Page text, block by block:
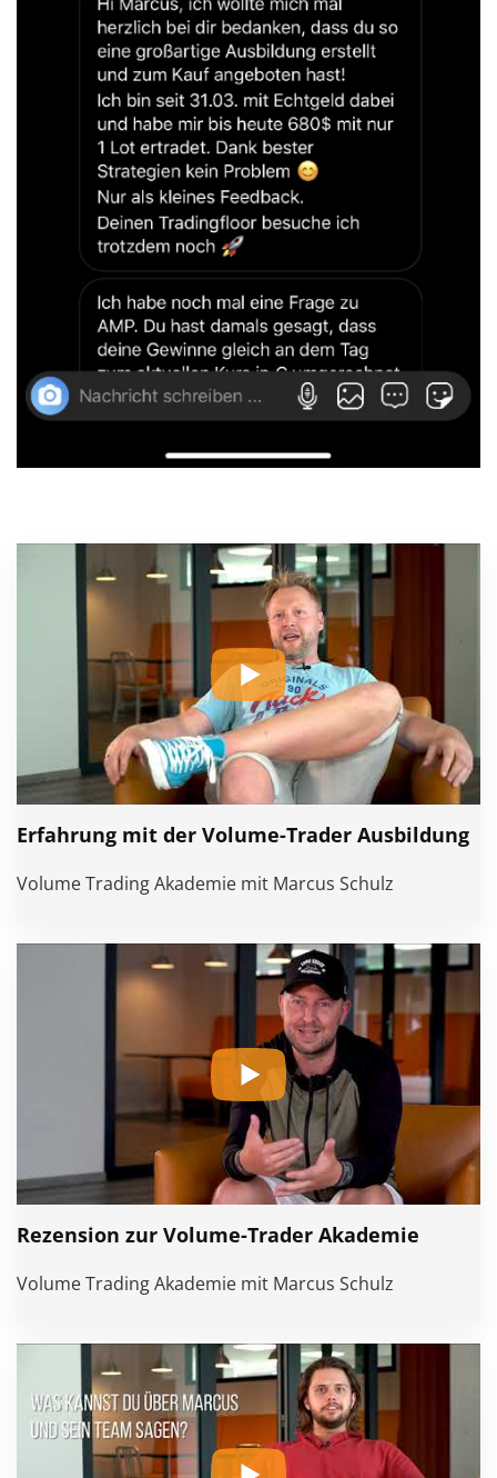
Erfahrung mit der Volume-Trader Ausbildung
Volume Trading Akademie mit Marcus Schulz
Rezension zur Volume-Trader Akademie
Volume Trading Akademie mit Marcus Schulz